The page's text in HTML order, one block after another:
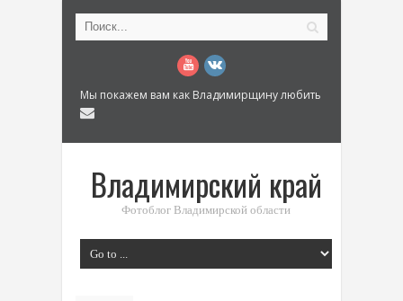
Мы покажем вам как Владимирщину любить
Владимирский край
Фотоблог Владимирской области